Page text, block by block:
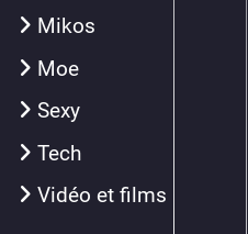
Mikos
Moe
Sexy
Tech
Vidéo et films